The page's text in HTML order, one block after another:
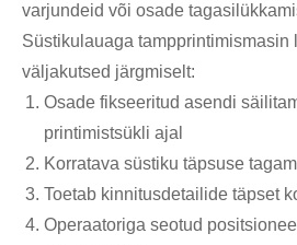
varjundeid või osade
Süstikulauaga tampprintimismasin
väljakutsed järgmiselt:
Osade fikseeritud asendi
printimistsükli ajal
Korratava süstiku täpsuse
Toetab kinnitusdetailide täpset
Operaatoriga seotud